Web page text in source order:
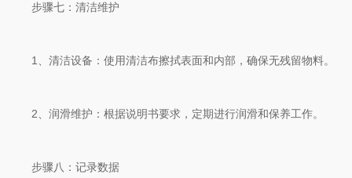
步骤七：清洁维护
1、清洁设备：使用清洁布擦拭表面和内部，确保无残留物料。
2、润滑维护：根据说明书要求，定期进行润滑和保养工作。
步骤八：记录数据